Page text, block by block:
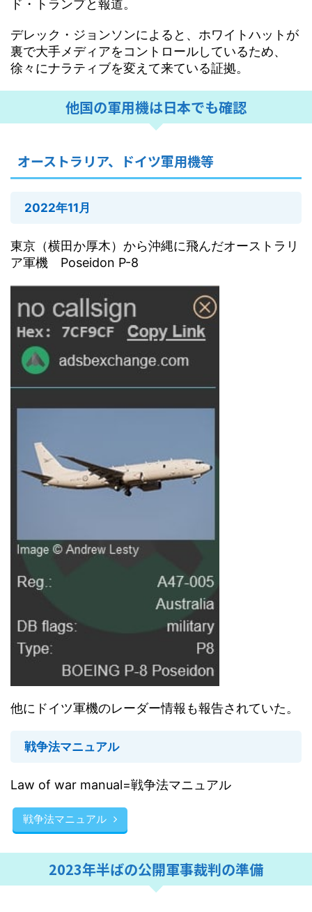
ド・トランプと報道。
デレック・ジョンソンによると、ホワイトハットが
裏で大手メディアをコントロールしているため、
徐々にナラティブを変えて来ている証拠。
他国の軍用機は日本でも確認
オーストラリア、ドイツ軍用機等
2022年11月
東京（横田か厚木）から沖縄に飛んだオーストラリ
ア軍機 Poseidon P-8
他にドイツ軍機のレーダー情報も報告されていた。
戦争法マニュアル
Law of war manual=戦争法マニュアル
戦争法マニュアル
2023年半ばの公開軍事裁判の準備